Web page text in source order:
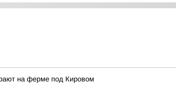
на ферме под Кировом